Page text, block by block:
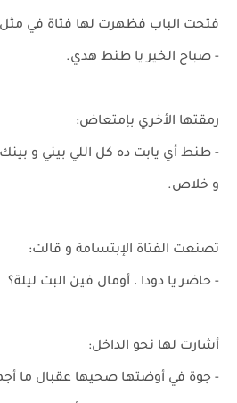
فتحت الباب فظهرت لها فتاة في مثل
- صباح الخير يا طنط هدي.
رمقتها الأخري بإمتعاض:
- طنط أي يابت ده كل اللي بيني و
و خلاص.
تصنعت الفتاة الإبتسامة و قالت:
- حاضر يا دودا ، أومال فين البت ليلة؟
أشارت لها نحو الداخل:
- جوة في أوضتها صحيها عقبال ما